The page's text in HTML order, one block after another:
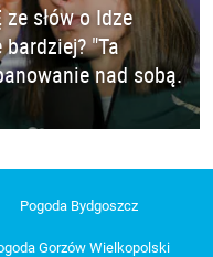
ze słów o Idze
"Ta
nad sobą.
Pogoda Bydgoszcz
Gorzów Wielkopolski